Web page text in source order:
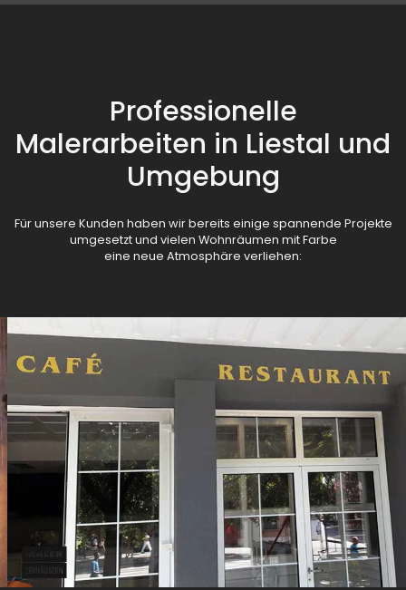
Professionelle
Malerarbeiten in Liestal und
Umgebung
Für unsere Kunden haben wir bereits einige spannende Projekte
umgesetzt und vielen Wohnräumen mit Farbe
eine neue Atmosphäre verliehen: